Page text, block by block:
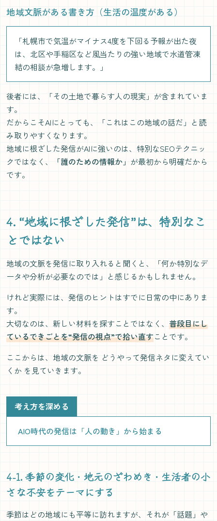
地域文脈がある書き方（生活の温度がある）
「札幌市で気温がマイナス4度を下回る予報が出た夜
は、北区や手稲区など風当たりの強い地域で水道管凍
結の相談が急増します。」
後者には、「その土地で暮らす人の現実」が含まれていま
す。
だからこそAIにとっても、「これはこの地域の話だ」と読
み取りやすくなります。
地域に根ざした発信がAIに強いのは、特別なSEOテクニッ
クではなく、
「誰のための情報か」 が最初から明確だから
です。
4. “地域に根ざした発信”は、特別なこ
とではない
地域の文脈を発信に取り入れると聞くと、「何か特別なデ
ータや分析が必要なのでは」と感じるかもしれません。
けれど実際には、発信のヒントはすでに日常の中にありま
す。
大切なのは、新しい材料を探すことではなく、普段目にし
ているできごとを“発信の視点”で拾い直すことです。
ここからは、地域の文脈を どうやって発信ネタに変えてい
くか を見ていきます。
考え方を深める
AIO時代の発信は「人の動き」から始まる
4-1. 季節の変化・地元のざわめき・生活者の小
さな不安をテーマにする
季節はどの地域にも平等に訪れますが、それが「話題」や